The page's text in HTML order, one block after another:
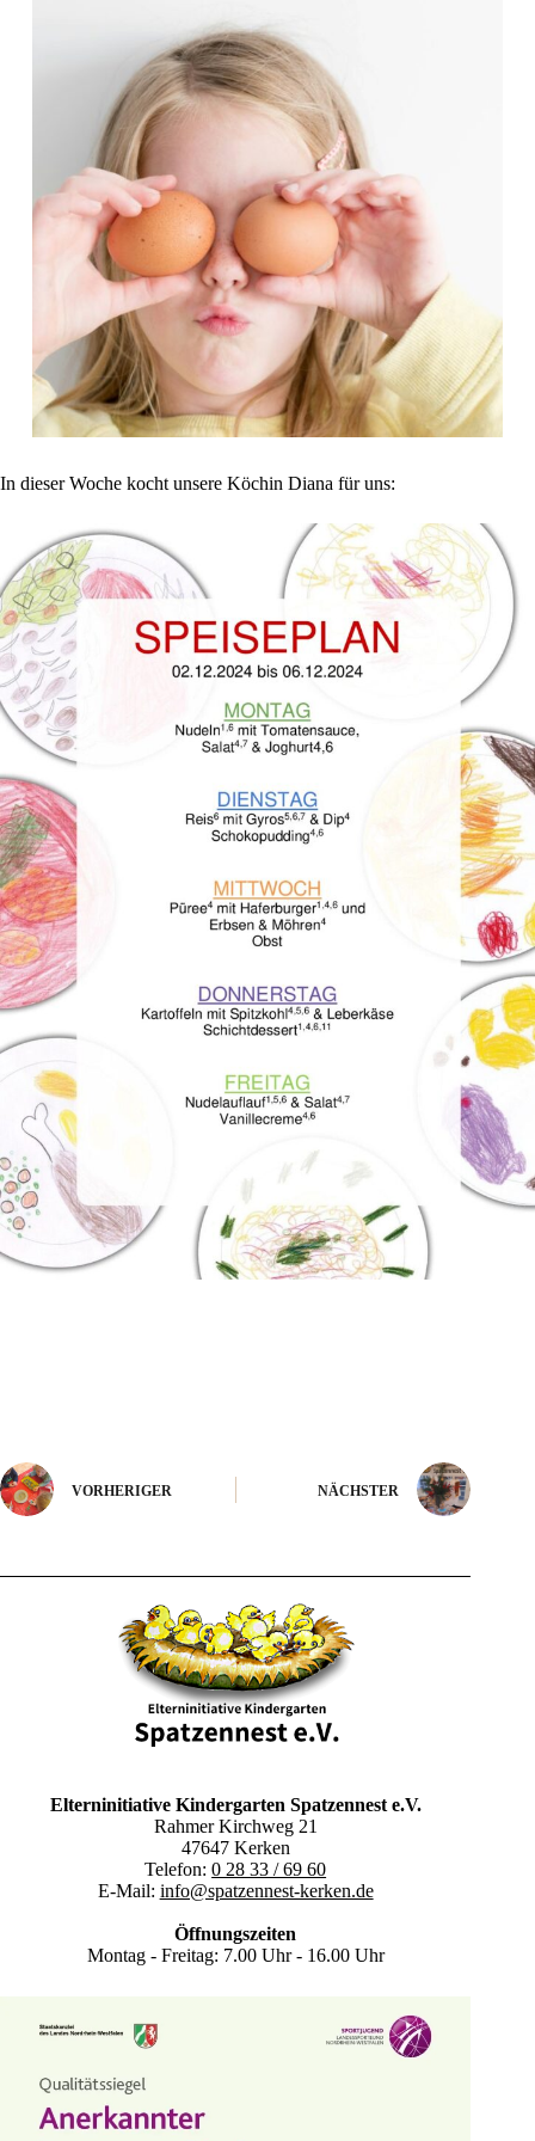
In dieser Woche kocht unsere Köchin Diana für uns:
VORHERIGER NÄCHSTER
Elterninitiative Kindergarten Spatzennest e.V.
Rahmer Kirchweg 21
47647 Kerken
Telefon:0 28 33 / 69 60
E-Mail: info@spatzennest-kerken.de
Öffnungszeiten
Montag - Freitag: 7.00 Uhr - 16.00 Uhr